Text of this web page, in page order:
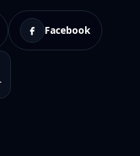
Facebook